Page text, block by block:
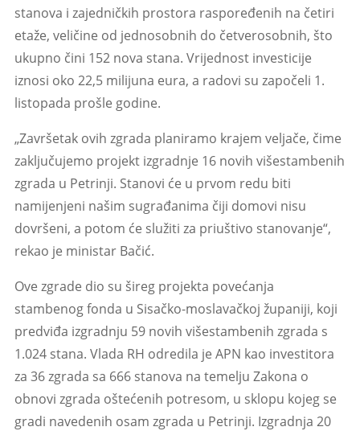
stanova i zajedničkih prostora raspoređenih na četiri
etaže, veličine od jednosobnih do četverosobnih, što
ukupno čini 152 nova stana. Vrijednost investicije
iznosi oko 22,5 milijuna eura, a radovi su započeli 1.
listopada prošle godine.
„Završetak ovih zgrada planiramo krajem veljače, čime
zaključujemo projekt izgradnje 16 novih višestambenih
zgrada u Petrinji. Stanovi će u prvom redu biti
namijenjeni našim sugrađanima čiji domovi nisu
dovršeni, a potom će služiti za priuštivo stanovanje“,
rekao je ministar Bačić.
Ove zgrade dio su šireg projekta povećanja
stambenog fonda u Sisačko-moslavačkoj županiji, koji
predviđa izgradnju 59 novih višestambenih zgrada s
1.024 stana. Vlada RH odredila je APN kao investitora
za 36 zgrada sa 666 stanova na temelju Zakona o
obnovi zgrada oštećenih potresom, u sklopu kojeg se
gradi navedenih osam zgrada u Petrinji. Izgradnja 20